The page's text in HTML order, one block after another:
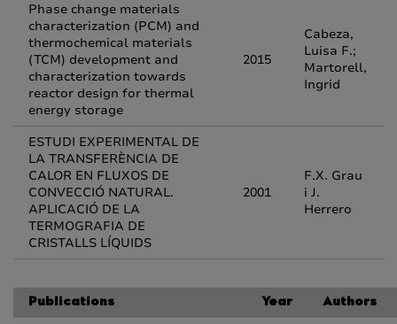
Phase change materials
characterization (PCM) and
thermochemical materials
(TCM) development and
characterization towards
reactor design for thermal
energy storage
2015
Cabeza,
Luisa F.;
Martorell,
Ingrid
ESTUDI EXPERIMENTAL DE
LA TRANSFERÈNCIA DE
CALOR EN FLUXOS DE
CONVECCIÓ NATURAL.
APLICACIÓ DE LA
TERMOGRAFIA DE
CRISTALLS LÍQUIDS
2001
F.X. Grau
i J.
Herrero
Publications Year Authors